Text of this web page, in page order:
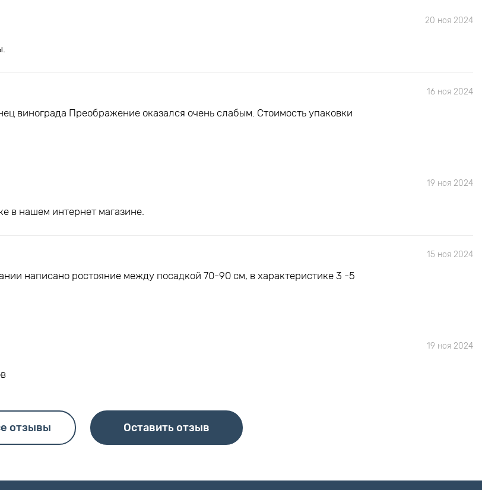
20 ноя 2024
16 ноя 2024
винограда Преображение оказался очень слабым. Стоимость упаковки
19 ноя 2024
в нашем интернет магазине.
15 ноя 2024
написано ростояние между посадкой 70-90 см, в характеристике 3 -5
19 ноя 2024
отзывы Оставить отзыв